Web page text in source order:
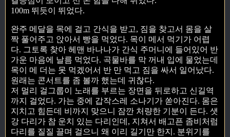
100m 뛰듯이 뛰었다.
완주 메달을 목에 걸고 간식을 받고, 짐을 찾고서 몸을 살
짝 풀어주고 앉아서 빵을 먹었다. 목이 메서 먹기가 어렵
다. 그토록 찾아 헤맨 바나나가 간식 주머니에 들어있어 반
가운 마음에 날름 먹었다. 곡물바를 막 꺼내 입에 물었는데
목이 메 더는 못 먹겠어서 반 만 먹고 짐을 싸서 일어났다.
원래는 콘서트를 좀 볼까 했는데 귀찮다.
저 멀리 걸그룹이 노래를 부르는 장면을 뒤로하고 신길역
까지 걸었다. 가는 중에 갑작스레 소나기가 쏟아진다. 몸은
지치고 힘든데 비까지 맞으니 잠깐 처량한 기분이 든다. 샛
강 다리가 참 운치 있는 다리인데, 지쳐서 배고픈 좀비처럼
다리를 질질 끌며 걸으니 왜 이리 길기만 한지. 분위기를